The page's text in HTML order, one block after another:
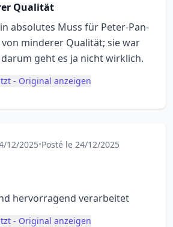
Qualität
absolutes Muss für Peter-Pan-
von minderer Qualität; sie war
darum geht es ja nicht wirklich.
- Original anzeigen
12/2025•Posté le 24/12/2025
hervorragend verarbeitet
- Original anzeigen